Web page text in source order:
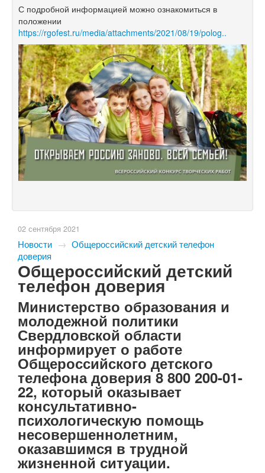
С подробной информацией можно ознакомиться в
положении
https://rgofest.ru/media/attachments/2021/08/19/polog..
02 сентября 2021
Новости → Общероссийский детский телефон
доверия
Общероссийский детский
телефон доверия
Министерство образования и
молодежной политики
Свердловской области
информирует о работе
Общероссийского детского
телефона доверия 8 800 200-01-
22, который оказывает
консультативно-
психологическую помощь
несовершеннолетним,
оказавшимся в трудной
жизненной ситуации.